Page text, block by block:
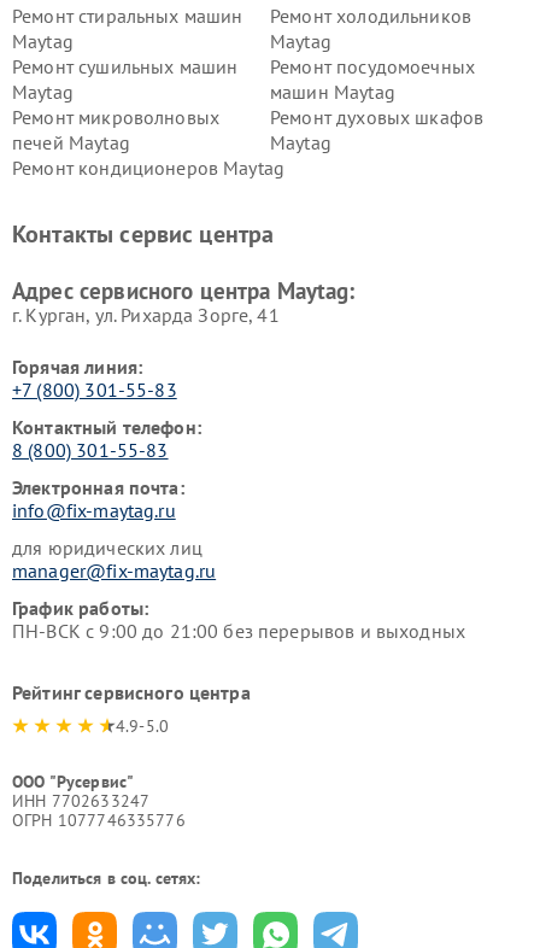
Ремонт стиральных машин
Maytag
Ремонт холодильников
Maytag
Ремонт сушильных машин
Maytag
Ремонт посудомоечных
машин Maytag
Ремонт микроволновых
печей Maytag
Ремонт духовых шкафов
Maytag
Ремонт кондиционеров Maytag
Контакты сервис центра
Адрес сервисного центра Maytag:
г. Курган, ул. Рихарда Зорге, 41
Горячая линия:
+7 (800) 301-55-83
Контактный телефон:
8 (800) 301-55-83
Электронная почта:
info@fix-maytag.ru
для юридических лиц
manager@fix-maytag.ru
График работы:
ПН-ВСК с 9:00 до 21:00 без перерывов и выходных
Рейтинг сервисного центра
4.9-5.0
ООО "Русервис"
ИНН 7702633247
ОГРН 1077746335776
Поделиться в соц. сетях: